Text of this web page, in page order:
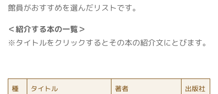
館員がおすすめを選んだリストです。
＜紹介する本の一覧＞
※タイトルをクリックするとその本の紹介文にとびます。
種
タイトル 著者 出版社